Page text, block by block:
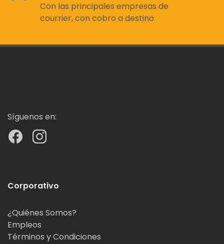
Con las principales empresas de
courrier, con cobro a destino
Síguenos en:
Corporativo
¿Quiénes Somos?
Empleos
Términos y Condiciones